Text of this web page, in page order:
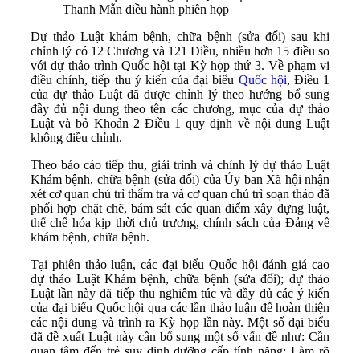
Thanh Mẫn điều hành phiên họp
Dự thảo Luật khám bệnh, chữa bệnh (sửa đổi) sau khi
chỉnh lý có 12 Chương và 121 Điều, nhiều hơn 15 điều so
với dự thảo trình Quốc hội tại Kỳ họp thứ 3. Về phạm vi
điều chỉnh, tiếp thu ý kiến của đại biểu Quốc hội, Điều 1
của dự thảo Luật đã được chỉnh lý theo hướng bổ sung
đầy đủ nội dung theo tên các chương, mục của dự thảo
Luật và bỏ Khoản 2 Điều 1 quy định về nội dung Luật
không điều chỉnh.
Theo báo cáo tiếp thu, giải trình và chỉnh lý dự thảo Luật
Khám bệnh, chữa bệnh (sửa đổi) của Ủy ban Xã hội nhận
xét cơ quan chủ trì thẩm tra và cơ quan chủ trì soạn thảo đã
phối hợp chặt chẽ, bám sát các quan điểm xây dựng luật,
thể chế hóa kịp thời chủ trương, chính sách của Đảng về
khám bệnh, chữa bệnh.
Tại phiên thảo luận, các đại biểu Quốc hội đánh giá cao
dự thảo Luật Khám bệnh, chữa bệnh (sửa đổi); dự thảo
Luật lần này đã tiếp thu nghiêm túc và đầy đủ các ý kiến
của đại biểu Quốc hội qua các lần thảo luận để hoàn thiện
các nội dung và trình ra Kỳ họp lần này. Một số đại biểu
đã đề xuất Luật này cần bổ sung một số vấn đề như: Cần